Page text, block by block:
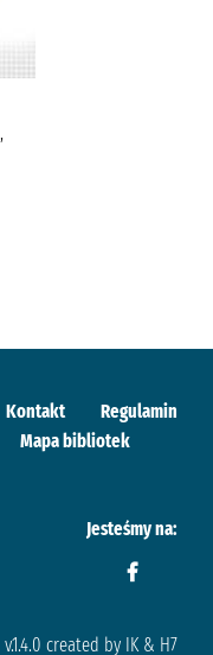
Kontakt
Regulamin
Mapa bibliotek
Jesteśmy na:
v.1.4.0 created by IK & H7